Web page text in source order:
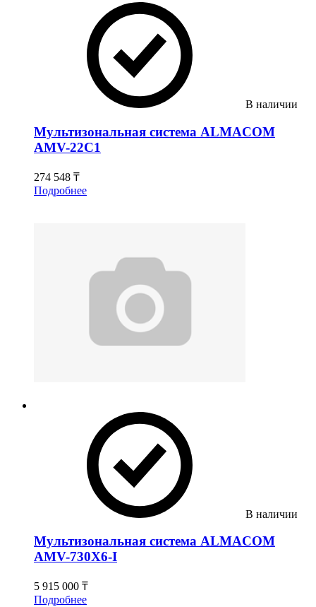
В наличии
Мультизональная система ALMACOM
AMV-22С1
274 548 ₸
Подробнее
В наличии
Мультизональная система ALMACOM
АMV-730Х6-I
5 915 000 ₸
Подробнее